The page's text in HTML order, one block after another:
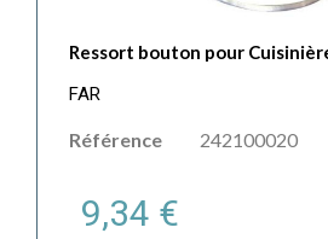
Ressort bouton pour
FAR
Référence 242100020
9,34 €